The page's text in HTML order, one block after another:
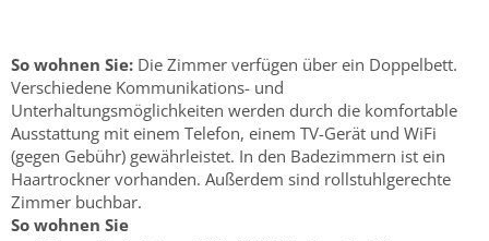
So wohnen Sie: Die Zimmer verfügen über ein Doppelbett.
Verschiedene Kommunikations- und
Unterhaltungsmöglichkeiten werden durch die komfortable
Ausstattung mit einem Telefon, einem TV-Gerät und WiFi
(gegen Gebühr) gewährleistet. In den Badezimmern ist ein
Haartrockner vorhanden. Außerdem sind rollstuhlgerechte
Zimmer buchbar.
So wohnen Sie